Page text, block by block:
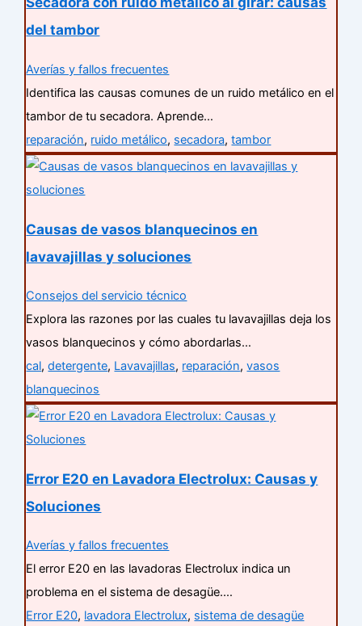
del tambor
Averías y fallos frecuentes
Identifica las causas comunes de un ruido metálico en el
tambor de tu secadora. Aprende…
reparación, ruido metálico, secadora,tambor
Causas de vasos blanquecinos en
lavavajillas y soluciones
Consejos del servicio técnico
Explora las razones por las cuales tu lavavajillas deja los
vasos blanquecinos y cómo abordarlas…
cal,detergente, Lavavajillas, reparación,vasos
blanquecinos
Error E20 en Lavadora Electrolux: Causas y
Soluciones
Averías y fallos frecuentes
El error E20 en las lavadoras Electrolux indica un
problema en el sistema de desagüe.…
Error E20, lavadora Electrolux, sistema de desagüe